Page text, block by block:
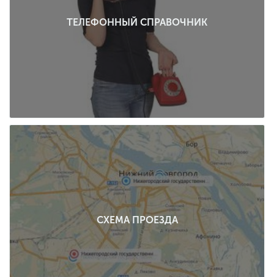
ТЕЛЕФОННЫЙ СПРАВОЧНИК
СХЕМА ПРОЕЗДА